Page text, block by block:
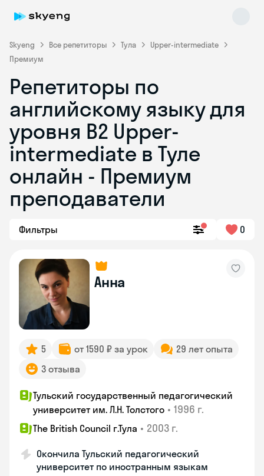
Skyeng Все репетиторы Тула
Upper-intermediate
Премиум
Репетиторы по
английскому языку для
уровня B2 Upper-
intermediate в Туле
онлайн - Премиум
преподаватели
Фильтры 0
Анна
5 от 1590 ₽ за урок
29 лет опыта
3 отзыва
Тульский государственный педагогический
университет им. Л.Н. Толстого • 1996 г.
The British Council г.Тула • 2003 г.
Окончила Тульский педагогический
университет по иностранным языкам
Skyeng Chat